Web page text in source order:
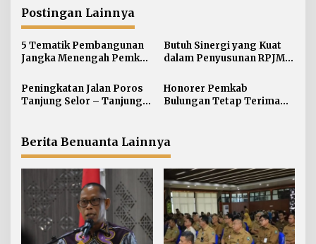
g
a
s
i
o
Postingan Lainnya
5 Tematik Pembangunan
Jangka Menengah Pemkab
Butuh Sinergi yang Kuat
dalam Penyusunan RPJMD
Bulungan
Peningkatan Jalan Poros
Tanjung Selor – Tanjung
Honorer Pemkab
Bulungan Tetap Terima
Berita Benuanta Lainnya